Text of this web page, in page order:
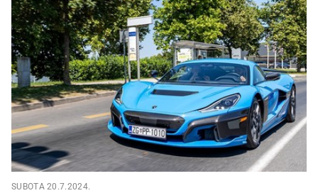
SUBOTA 20.7.2024.